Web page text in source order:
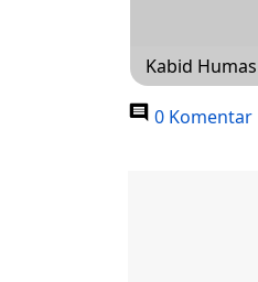
Kabid
0 Komentar